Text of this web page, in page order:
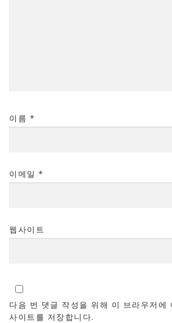
이름 *
이메일 *
웹사이트
다음 번 댓글 작성을 위해 이 브라우저에
사이트를 저장합니다.